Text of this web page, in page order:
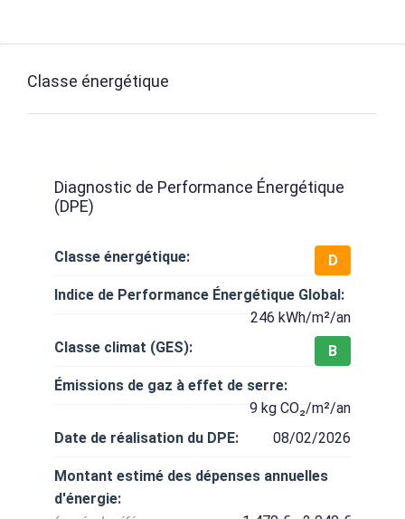
Classe énergétique
Diagnostic de Performance Énergétique
(DPE)
Classe énergétique:
D
Indice de Performance Énergétique Global:
246 kWh/m²/an
Classe climat (GES):
B
Émissions de gaz à effet de serre:
9 kg CO₂/m²/an
Date de réalisation du DPE:
08/02/2026
Montant estimé des dépenses annuelles
d'énergie: